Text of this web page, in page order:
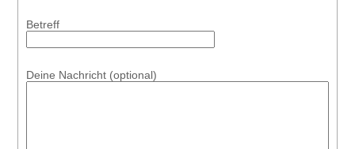
Betreff
Deine Nachricht (optional)